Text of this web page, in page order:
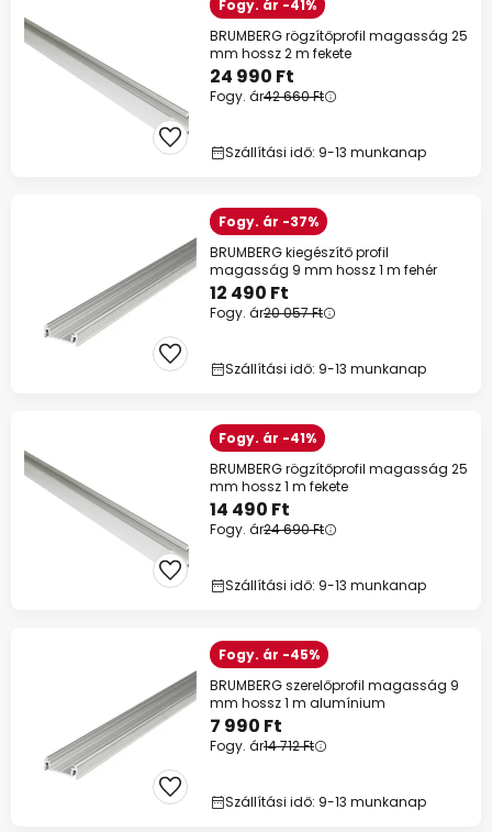
Fogy. ár -41%
BRUMBERG rögzítőprofil magasság 25
mm hossz 2 m fekete
24 990 Ft
Fogy. ár42 660 Ft
Szállítási idő: 9-13 munkanap
Fogy. ár -37%
BRUMBERG kiegészítő profil
magasság 9 mm hossz 1 m fehér
12 490 Ft
Fogy. ár20 057 Ft
Szállítási idő: 9-13 munkanap
Fogy. ár -41%
BRUMBERG rögzítőprofil magasság 25
mm hossz 1 m fekete
14 490 Ft
Fogy. ár24 690 Ft
Szállítási idő: 9-13 munkanap
Fogy. ár -45%
BRUMBERG szerelőprofil magasság 9
mm hossz 1 m alumínium
7 990 Ft
Fogy. ár14 712 Ft
Szállítási idő: 9-13 munkanap